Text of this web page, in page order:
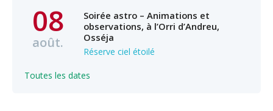
08
août.
Soirée astro – Animations et
observations, à l’Orri d’Andreu,
Osséja
Réserve ciel étoilé
Toutes les dates